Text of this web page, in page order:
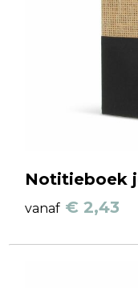
Notitieboek
vanaf € 2,43